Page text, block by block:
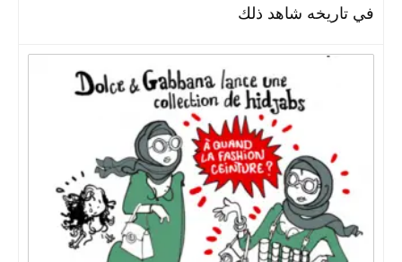
في تاريخه شاهد ذلك